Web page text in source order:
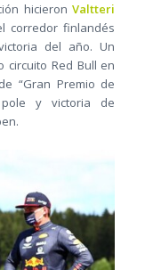
hicieronValtteri
corredor finlandés
del año. Un
circuito Red Bull en
“Gran Premio de
y victoria de